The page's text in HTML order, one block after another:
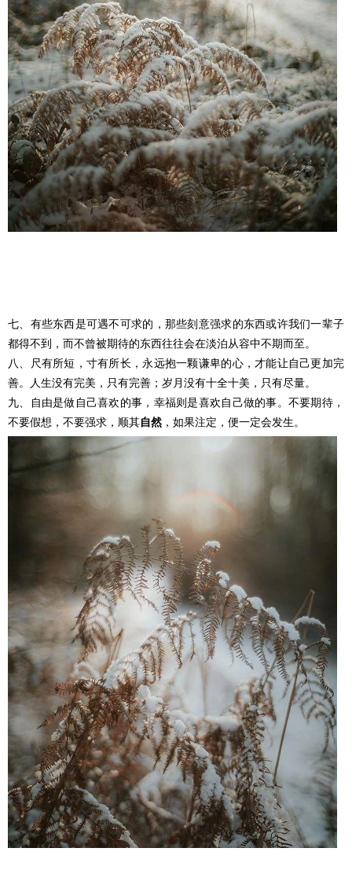
七、有些东西是可遇不可求的，那些刻意强求的东西或许我们一辈子
都得不到，而不曾被期待的东西往往会在淡泊从容中不期而至。
八、尺有所短，寸有所长，永远抱一颗谦卑的心，才能让自己更加完
善。人生没有完美，只有完善；岁月没有十全十美，只有尽量。
九、自由是做自己喜欢的事，幸福则是喜欢自己做的事。不要期待，
不要假想，不要强求，顺其自然 ，如果注定，便一定会发生。